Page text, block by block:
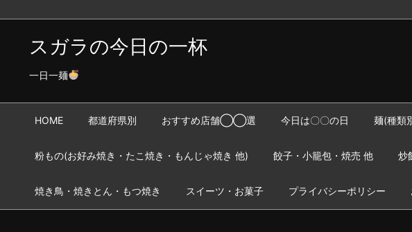
スガラの今日の一杯
一日一麺
HOME 都道府県別 おすすめ店舗◯◯選 今日は〇〇の日 麺(種類
粉もの(お好み焼き・たこ焼き・もんじゃ焼き 他) 餃子・小籠包・焼売 他 炒
焼き鳥・焼きとん・もつ焼き スイーツ・お菓子 プライバシーポリシー